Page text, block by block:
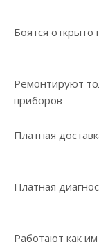
Боятся открыто
Ремонтируют
приборов
Платная
Платная
Работают как